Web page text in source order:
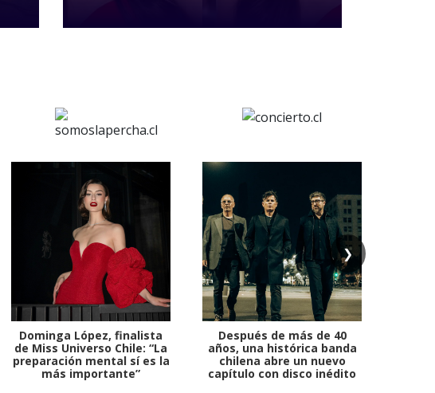
❯
Dominga López, finalista
de Miss Universo Chile: “La
preparación mental sí es la
más importante”
Después de más de 40
años, una histórica banda
chilena abre un nuevo
capítulo con disco inédito